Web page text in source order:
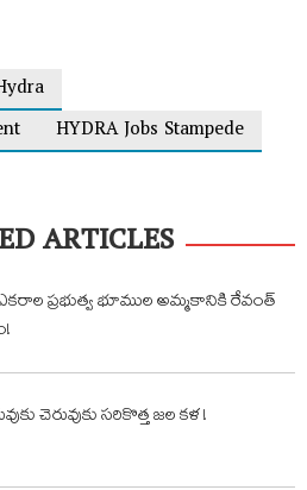
HYDRA Jobs Stampede
ARTICLES
ప్రభుత్వ భూముల అమ్మకానికి రేవంత్
చెరువుకు సరికొత్త జల కళ !